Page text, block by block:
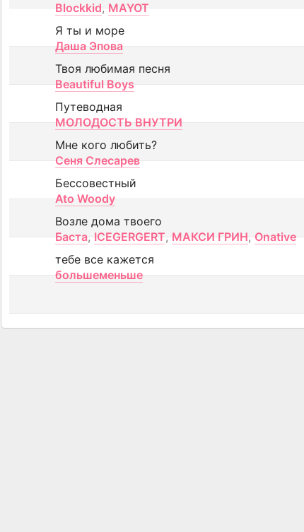
Blockkid, MAYOT
Я ты и море
Даша Эпова
Твоя любимая песня
Beautiful Boys
Путеводная
МОЛОДОСТЬ ВНУТРИ
Мне кого любить?
Сеня Слесарев
Бессовестный
Ato Woody
Возле дома твоего
Баста, ICEGERGERT, МАКСИ ГРИН, Onative
тебе все кажется
большеменьше